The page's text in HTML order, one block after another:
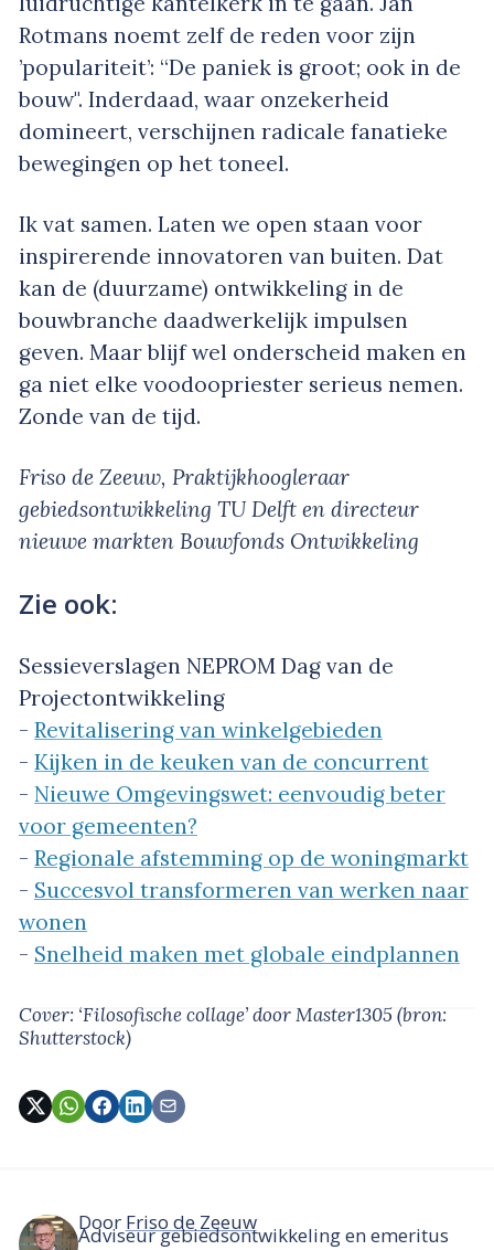
Rotmans noemt zelf de reden voor zijn
’populariteit’: “De paniek is groot; ook in de
bouw". Inderdaad, waar onzekerheid
domineert, verschijnen radicale fanatieke
bewegingen op het toneel.
Ik vat samen. Laten we open staan voor
inspirerende innovatoren van buiten. Dat
kan de (duurzame) ontwikkeling in de
bouwbranche daadwerkelijk impulsen
geven. Maar blijf wel onderscheid maken en
ga niet elke voodoopriester serieus nemen.
Zonde van de tijd.
Friso de Zeeuw, Praktijkhoogleraar
gebiedsontwikkeling TU Delft en directeur
nieuwe markten Bouwfonds Ontwikkeling
Zie ook:
Sessieverslagen NEPROM Dag van de
Projectontwikkeling
- Revitalisering van winkelgebieden
- Kijken in de keuken van de concurrent
- Nieuwe Omgevingswet: eenvoudig beter
voor gemeenten?
- Regionale afstemming op de woningmarkt
- Succesvol transformeren van werken naar
wonen
- Snelheid maken met globale eindplannen
Cover: ‘Filosofische collage’door Master1305(bron:
Shutterstock)
Door Friso de Zeeuw
Adviseur gebiedsontwikkeling en emeritus